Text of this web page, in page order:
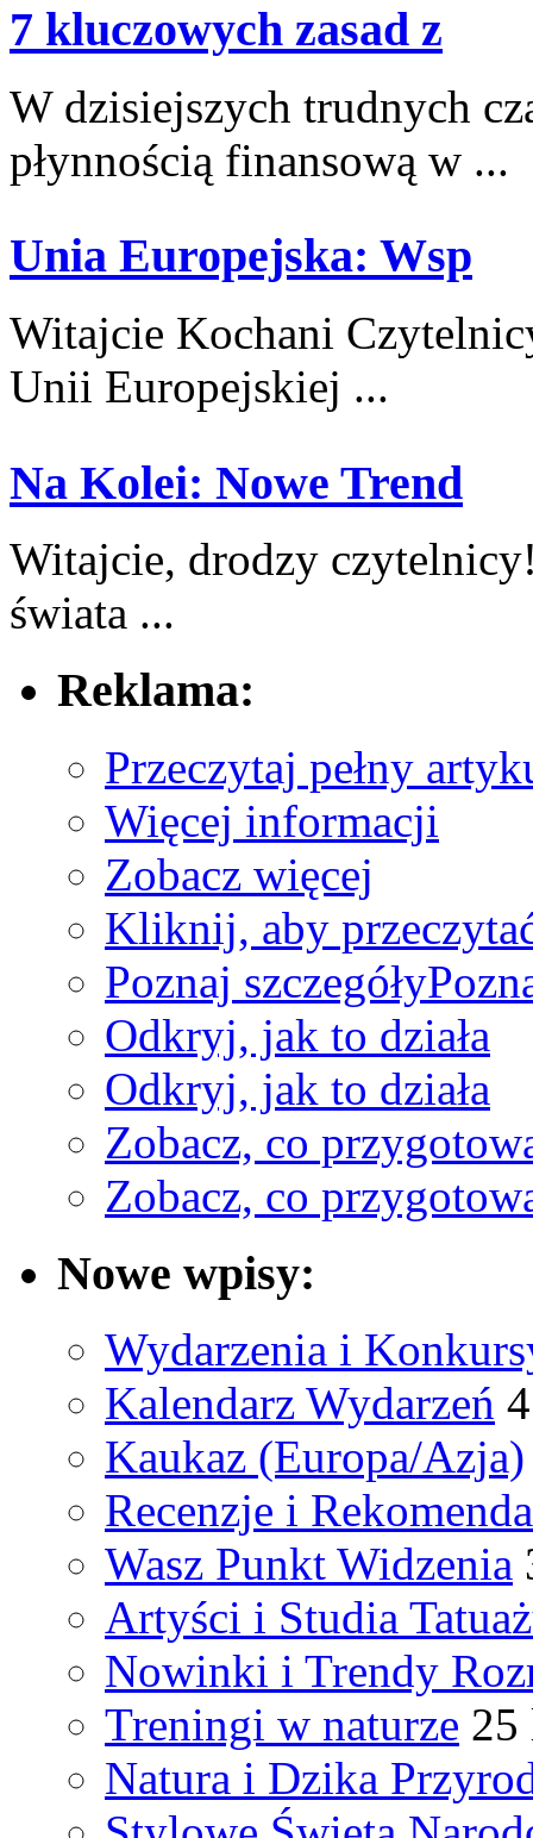
7 kluczowych zasad z
W dzisiejszych trudnych
płynnością finansową w ...
Unia Europejska: Wsp
Witajcie Kochani
Unii ​Europejskiej ...
Na Kolei: Nowe Trend
Witajcie, drodzy
świata ...
Reklama:
Przeczytaj pełny
Więcej informacji
Zobacz więcej
Kliknij, aby
Poznaj szczegóły
Odkryj, jak to działa
Odkryj, jak to działa
Zobacz, co
Zobacz, co
Nowe wpisy:
Wydarzenia i
Kalendarz Wydarzeń
Kaukaz (Europa/Azja)
Recenzje i
Wasz Punkt Widzenia
Artyści i Studia
Nowinki i Trendy
Treningi w naturze 25
Natura i Dzika